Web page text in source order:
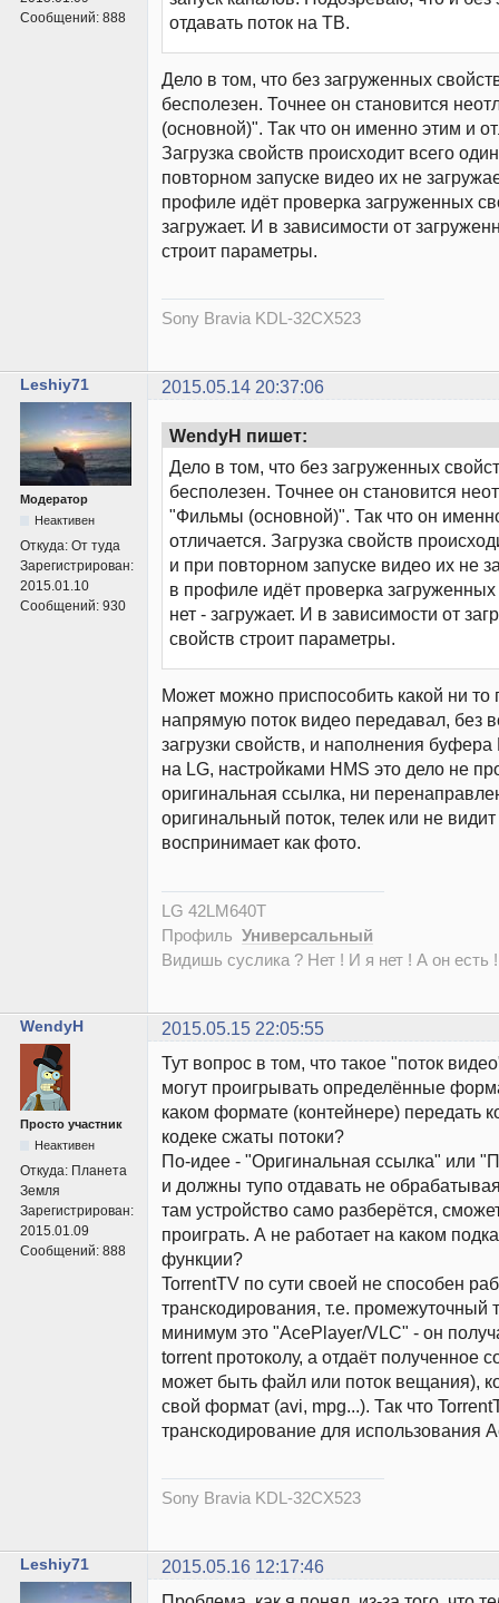
Сообщений: 888
отдавать поток на ТВ.
Дело в том, что без загруженных
бесполезен. Точнее он становится
(основной)". Так что он именно этим и
Загрузка свойств происходит всего
повторном запуске видео их не
профиле идёт проверка загруженных
загружает. И в зависимости от
строит параметры.
Sony Bravia KDL-32CX523
Leshiy71 2015.05.14 20:37:06
Модератор
Неактивен
Откуда: От туда
Зарегистрирован:
2015.01.10
Сообщений: 930
WendyH пишет:
Дело в том, что без загруженных
бесполезен. Точнее он становится
"Фильмы (основной)". Так что он
отличается. Загрузка свойств
и при повторном запуске видео их не
в профиле идёт проверка загруженных
нет - загружает. И в зависимости от
свойств строит параметры.
Может можно приспособить какой ни
напрямую поток видео передавал, без
загрузки свойств, и наполнения
на LG, настройками HMS это дело не
оригинальная ссылка, ни
оригинальный поток, телек или не
воспринимает как фото.
LG 42LM640T
Профиль Универсальный
Видишь суслика ? Нет ! И я нет ! А он есть
WendyH 2015.05.15 22:05:55
Просто участник
Неактивен
Откуда: Планета
Земля
Зарегистрирован:
2015.01.09
Сообщений: 888
Тут вопрос в том, что такое "поток
могут проигрывать определённые
каком формате (контейнере) передать
кодеке сжаты потоки?
По-идее - "Оригинальная ссылка" или
и должны тупо отдавать не
там устройство само разберётся,
проиграть. А не работает на каком
функции?
TorrentTV по сути своей не способен
транскодирования, т.е. промежуточный
минимум это "AcePlayer/VLC" - он
torrent протоколу, а отдаёт полученное
может быть файл или поток вещания),
свой формат (avi, mpg...). Так что
транскодирование для использования
Sony Bravia KDL-32CX523
Leshiy71 2015.05.16 12:17:46